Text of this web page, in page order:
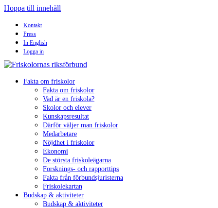
Hoppa till innehåll
Kontakt
Press
In English
Logga in
Fakta om friskolor
Fakta om friskolor
Vad är en friskola?
Skolor och elever
Kunskapsresultat
Därför väljer man friskolor
Medarbetare
Nöjdhet i friskolor
Ekonomi
De största friskoleägarna
Forsknings- och rapporttips
Fakta från förbundsjuristerna
Friskolekartan
Budskap & aktiviteter
Budskap & aktiviteter